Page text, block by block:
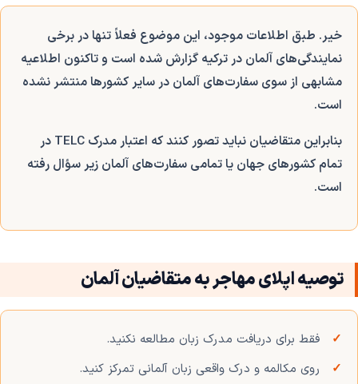
خیر. طبق اطلاعات موجود، این موضوع فعلاً تنها در برخی
نمایندگی‌های آلمان در ترکیه گزارش شده است و تاکنون اطلاعیه
مشابهی از سوی سفارت‌های آلمان در سایر کشورها منتشر نشده
است.
بنابراین متقاضیان نباید تصور کنند که اعتبار مدرک TELC در
تمام کشورهای جهان یا تمامی سفارت‌های آلمان زیر سؤال رفته
است.
توصیه اپلای مهاجر به متقاضیان آلمان
فقط برای دریافت مدرک زبان مطالعه نکنید.
روی مکالمه و درک واقعی زبان آلمانی تمرکز کنید.